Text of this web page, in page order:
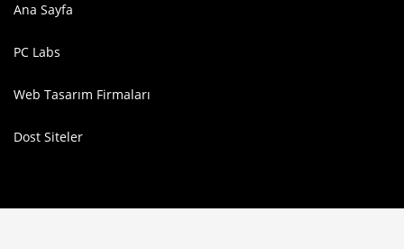
Ana Sayfa
PC Labs
Web Tasarım Firmaları
Dost Siteler